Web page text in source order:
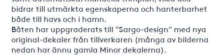
bidrar till utmärkta egenskaperna och hanterbarhet
både till havs och i hamn.
Båten har uppgraderats till "Sargo-design" med nya
original-dekaler från tillverkaren (många av bilderna
nedan har ännu gamla Minor dekalerna).